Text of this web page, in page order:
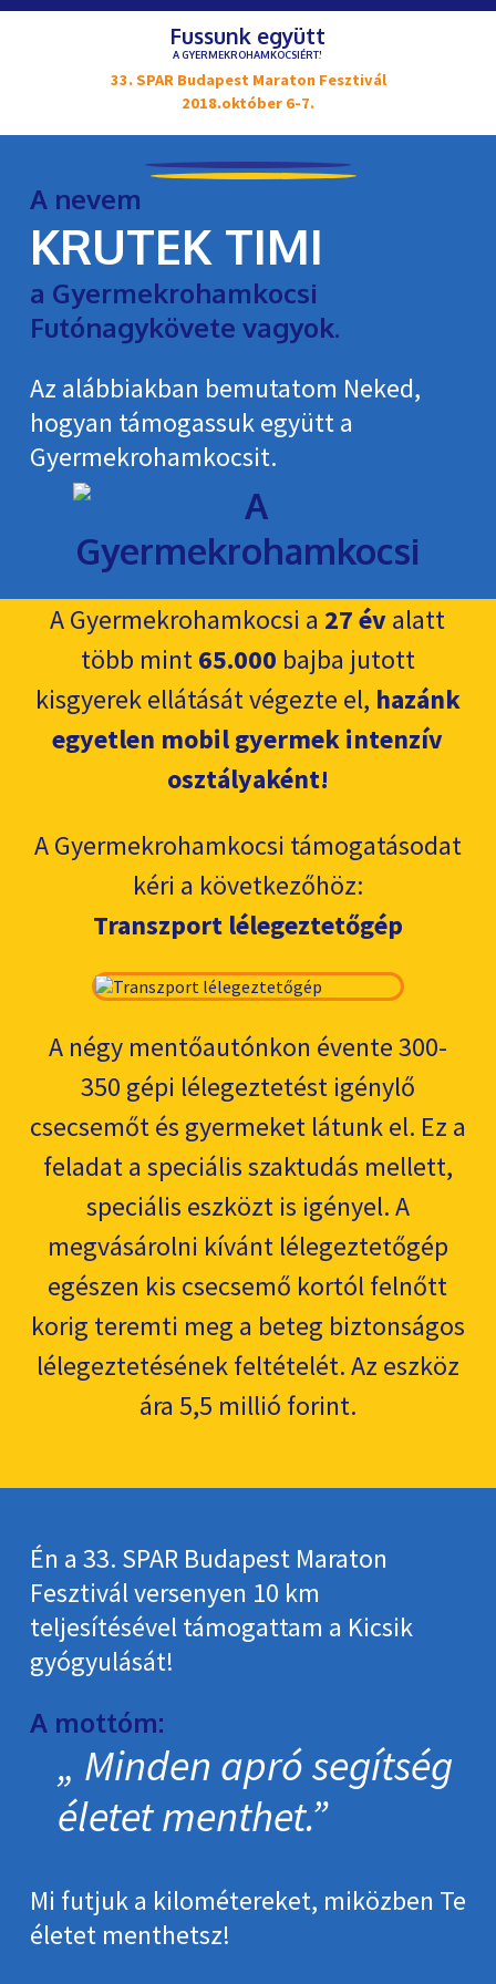
Fussunk együtt
A GYERMEKROHAMKOCSIÉRT!
33. SPAR Budapest Maraton Fesztivál
2018.október 6-7.
A nevem
KRUTEK TIMI
a Gyermekrohamkocsi
Futónagykövete vagyok.
Az alábbiakban bemutatom Neked,
hogyan támogassuk együtt a
Gyermekroham­kocsit.
A Gyermekrohamkocsi a 27 évalatt
több mint65.000 bajba jutott
kisgyerek ellátását végezte el, hazánk
egyetlen mobil gyermek intenzív
osztályaként!
A Gyermekrohamkocsi támogatásodat
kéri a következőhöz:
Transzport lélegeztetőgép
A négy mentőautónkon évente 300-
350 gépi lélegeztetést igénylő
csecsemőt és gyermeket látunk el. Ez a
feladat a speciális szaktudás mellett,
speciális eszközt is igényel. A
megvásárolni kívánt lélegeztetőgép
egészen kis csecsemő kortól felnőtt
korig teremti meg a beteg biztonságos
lélegeztetésének feltételét. Az eszköz
ára 5,5 millió forint.
Én a 33. SPAR Budapest Maraton
Fesztivál versenyen 10 km
teljesítésével támogattam a Kicsik
gyógyulását!
A mottóm:
Minden apró segítség
életet menthet.
Mi futjuk a kilométereket, miközben Te
életet menthetsz!